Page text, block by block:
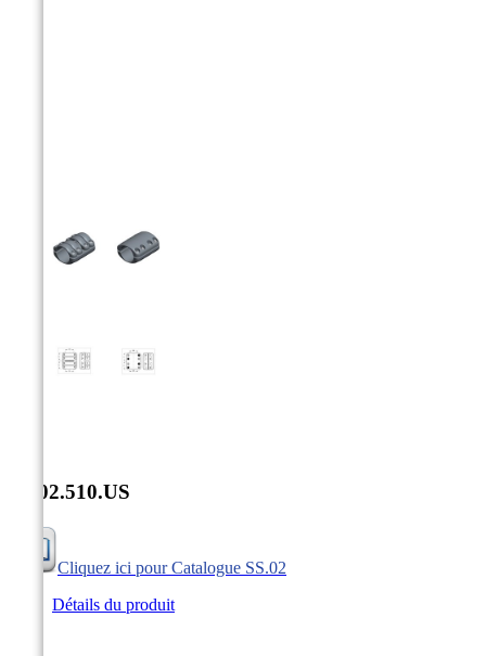
SS.02.510.US
Cliquez ici pour Catalogue SS.02
Détails du produit